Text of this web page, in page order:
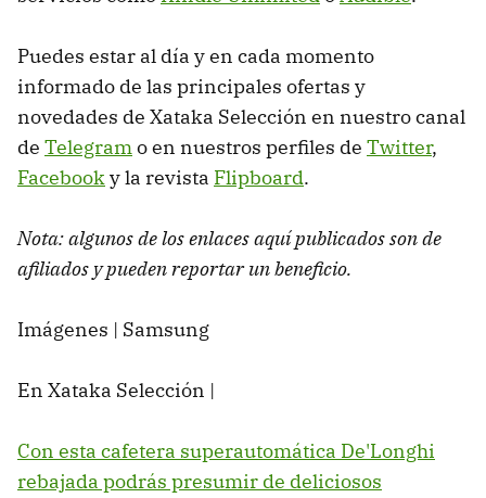
Puedes estar al día y en cada momento
informado de las principales ofertas y
novedades de Xataka Selección en nuestro canal
de Telegramo en nuestros perfiles de Twitter,
Facebooky la revista Flipboard.
Nota: algunos de los enlaces aquí publicados son de
afiliados y pueden reportar un beneficio.
Imágenes | Samsung
En Xataka Selección |
Con esta cafetera superautomática De'Longhi
rebajada podrás presumir de deliciosos